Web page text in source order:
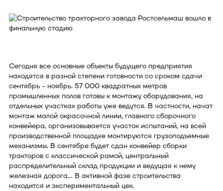
Сегодня все основные объекты будущего предприятия
находятся в разной степени готовности со сроком сдачи
сентябрь - ноябрь. 57 000 квадратных метров
промышленных полов готовы к монтажу оборудования, на
отдельных участках работы уже ведутся. В частности, начат
монтаж малой окрасочной линии, главного сборочного
конвейера, организовывается участок испытаний, на всей
производственной площадке монтируются грузоподъемные
механизмы. В сентябре будет сдан конвейер сборки
тракторов с классической рамой, центральный
распределительный склад продукции и ведущая к нему
железная дорога... В активной фазе строительства
находится и экспериментальный цех.